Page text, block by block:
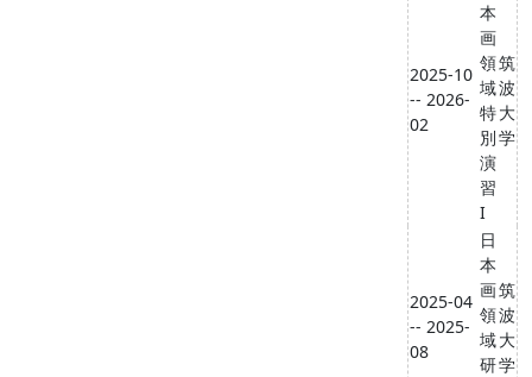
2025-10
-- 2026-
02
本
画
領
域
特
別
演
習
I
筑
波
大
学
2025-04
-- 2025-
08
日
本
画
領
域
研
筑
波
大
学